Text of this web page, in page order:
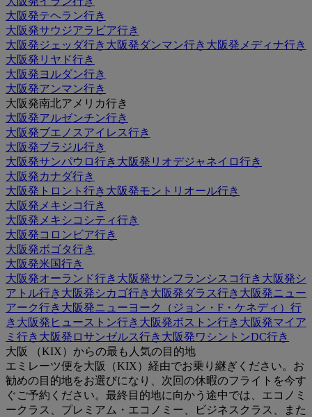
大阪発テヘラン行き
大阪発サウジアラビア行き
大阪発ジェッダ行き 大阪発ダンマン行き 大阪発メディナ行き
大阪発リヤド行き
大阪発ヨルダン行き
大阪発アンマン行き
大阪発南北アメリカ行き
大阪発アルゼンチン行き
大阪発ブエノスアイレス行き
大阪発ブラジル行き
大阪発サンパウロ行き 大阪発リオデジャネイロ行き
大阪発カナダ行き
大阪発トロント行き 大阪発モントリオール行き
大阪発メキシコ行き
大阪発メキシコシティ行き
大阪発コロンビア行き
大阪発ボゴタ行き
大阪発米国行き
大阪発オーランド行き 大阪発サンフランシスコ行き 大阪発シ
アトル行き 大阪発シカゴ行き 大阪発ダラス行き 大阪発ニュー
アーク行き 大阪発ニューヨーク（ジョン・F・ケネディ）行
き 大阪発ヒューストン行き 大阪発ボストン行き 大阪発マイア
ミ行き 大阪発ロサンゼルス行き 大阪発ワシントンDC行き
大阪 （KIX）からの最も人気の目的地
エミレーツ便を大阪（KIX）経由でお乗り継ぎください。お
勧めの目的地をお選びになり、次回の休暇のフライトを今す
ぐご予約ください。最終目的地に向かう途中では、エコノミ
ークラス、プレミアム・エコノミー、ビジネスクラス、また